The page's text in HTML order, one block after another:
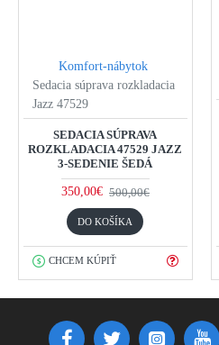
Komfort-nábytok
Sedacia súprava rozkladacia
Jazz 47529
SEDACIA SÚPRAVA
ROZKLADACIA 47529 JAZZ
3-SEDENIE ŠEDÁ
350,00€ 500,00€
DO KOŠÍKA
CHCEM KÚPIŤ